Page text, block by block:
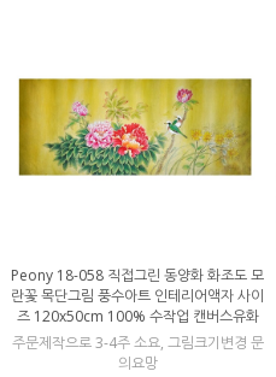
Peony 18-058 직접그린 동양화 화조도 모
란꽃 목단그림 풍수아트 인테리어액자 사이
즈 120x50cm 100% 수작업 캔버스유화
주문제작으로 3-4주 소요, 그림크기변경 문
의요망